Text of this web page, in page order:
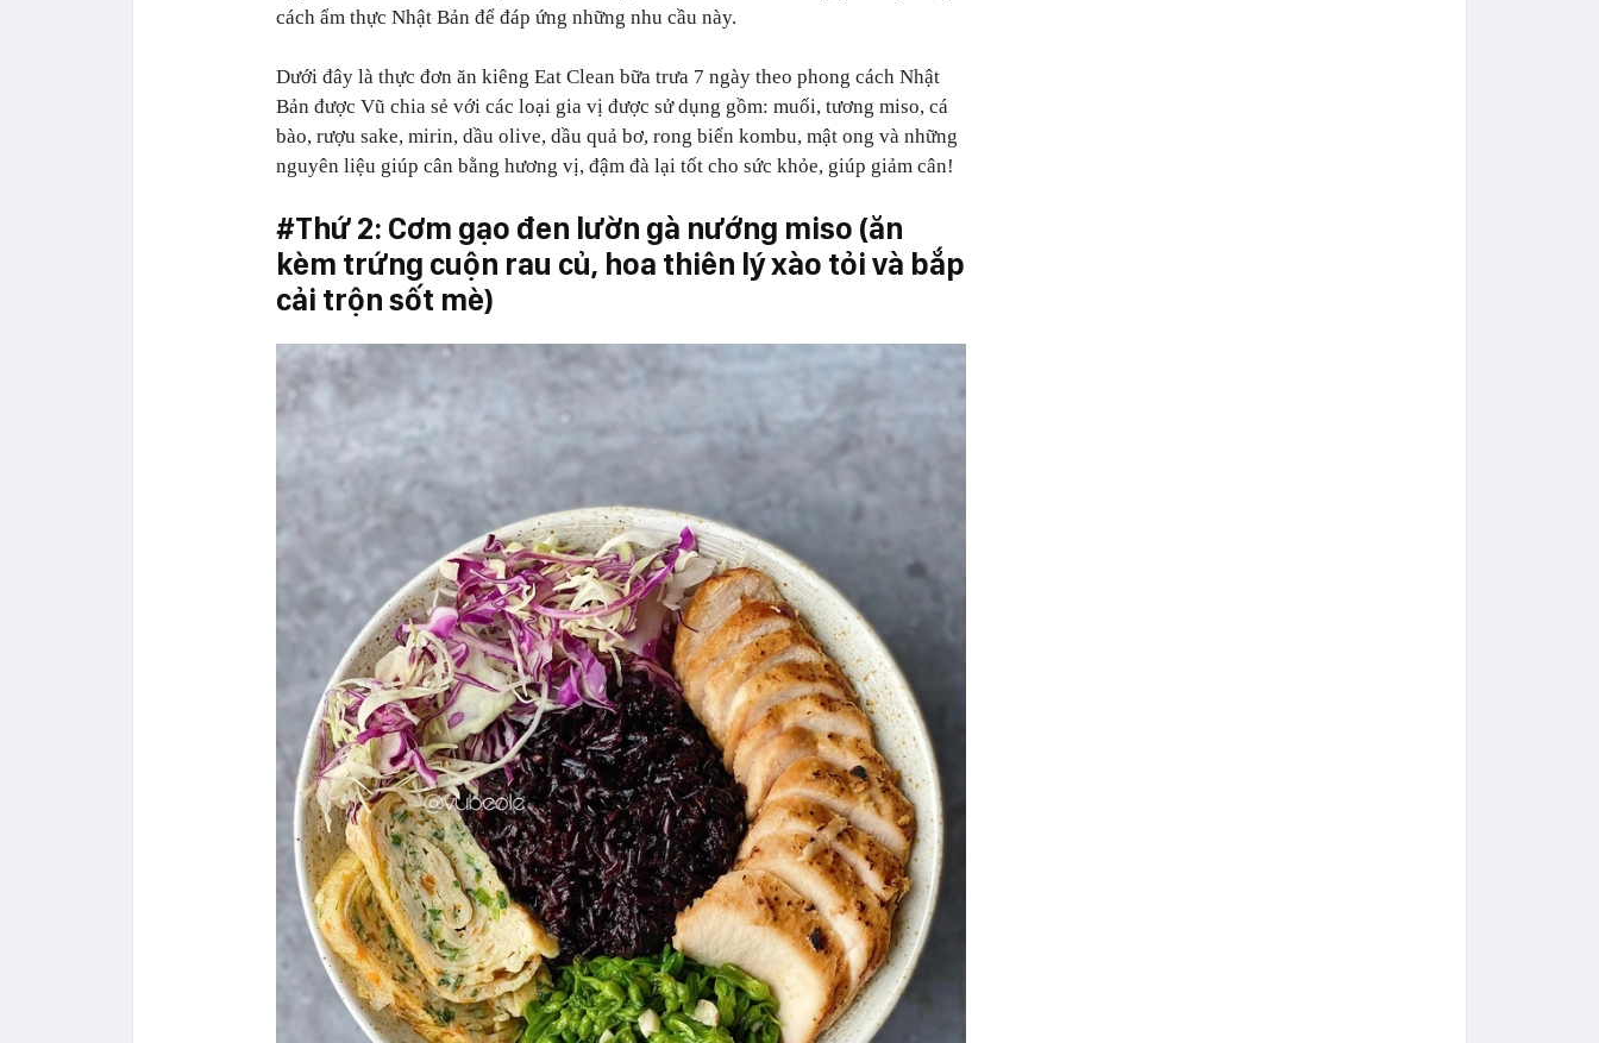
cách ẩm thực Nhật Bản để đáp ứng những nhu cầu này.
Dưới đây là thực đơn ăn kiêng Eat Clean bữa trưa 7 ngày theo phong cách Nhật
Bản được Vũ chia sẻ với các loại gia vị được sử dụng gồm: muối, tương miso, cá
bào, rượu sake, mirin, dầu olive, dầu quả bơ, rong biển kombu, mật ong và những
nguyên liệu giúp cân bằng hương vị, đậm đà lại tốt cho sức khỏe, giúp giảm cân!
#Thứ 2: Cơm gạo đen lườn gà nướng miso (ăn
kèm trứng cuộn rau củ, hoa thiên lý xào tỏi và bắp
cải trộn sốt mè)